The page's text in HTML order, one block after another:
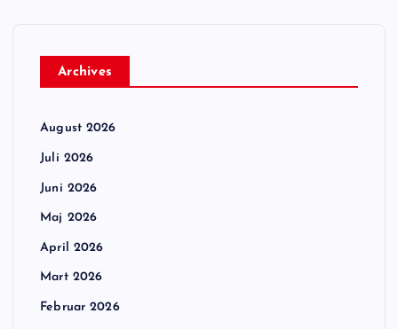
Archives
August 2026
Juli 2026
Juni 2026
Maj 2026
April 2026
Mart 2026
Februar 2026